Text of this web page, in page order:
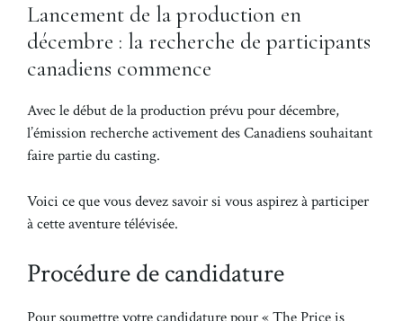
Lancement de la production en
décembre : la recherche de participants
canadiens commence
Avec le début de la production prévu pour décembre,
l’émission recherche activement des Canadiens souhaitant
faire partie du casting.
Voici ce que vous devez savoir si vous aspirez à participer
à cette aventure télévisée.
Procédure de candidature